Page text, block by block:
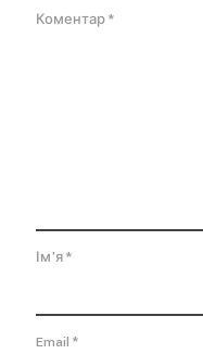
Коментар*
Ім'я*
Email *